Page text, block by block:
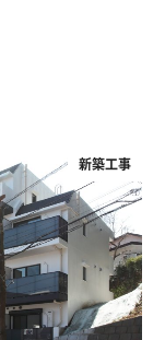
新築工事